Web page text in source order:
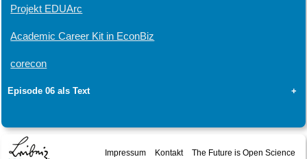
Projekt EDUArc
Academic Career Kit in EconBiz
corecon
Episode 06 als Text +
Impressum Kontakt The Future is Open Science